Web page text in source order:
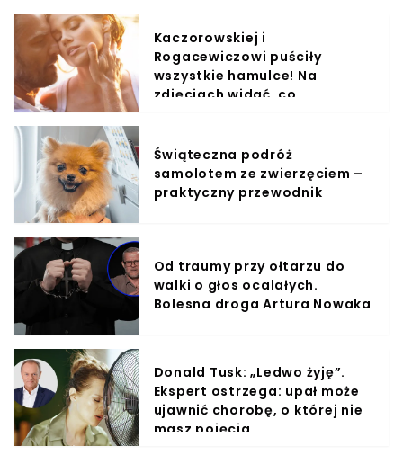
Kaczorowskiej i
Rogacewiczowi puściły
wszystkie hamulce! Na
zdjęciach widać, co
Świąteczna podróż
samolotem ze zwierzęciem –
praktyczny przewodnik
Od traumy przy ołtarzu do
walki o głos ocalałych.
Bolesna droga Artura Nowaka
Donald Tusk: „Ledwo żyję”.
Ekspert ostrzega: upał może
ujawnić chorobę, o której nie
masz pojęcia